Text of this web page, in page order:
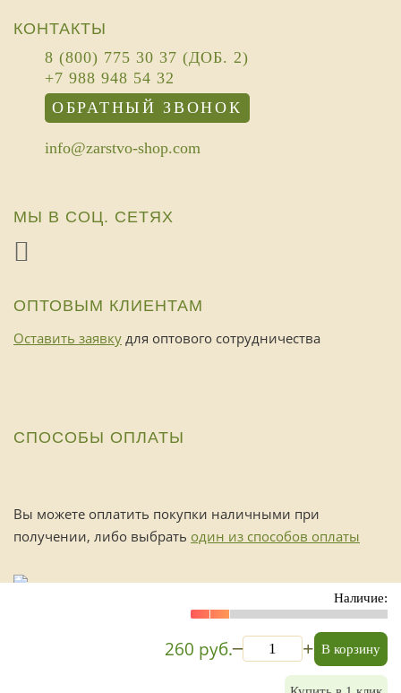
Наличие:
260 руб. + В корзину
КОНТАКТЫ
8 (800) 775 30 37 (ДОБ. 2)
+7 988 948 54 32
ОБРАТНЫЙ ЗВОНОК
info@zarstvo-shop.com
МЫ В СОЦ. СЕТЯХ
ОПТОВЫМ КЛИЕНТАМ
Оставить заявку для оптового сотрудничества
СПОСОБЫ ОПЛАТЫ
Вы можете оплатить покупки наличными при
получении, либо выбрать один из способов оплаты
© 2026 Zarstvo.com | Все права защищены